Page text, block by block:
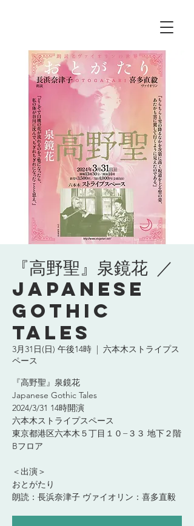
『高野聖』泉鏡花 ／
Japanese
Gothic
Tales
3月31日(日) 午後14時
  |
六本木ストライプス
ペース
『高野聖』泉鏡花
Japanese Gothic Tales
2024/3/31 14時開演
六本木ストライプスペース
東京都港区六本木５丁目１０−３３ 地下２階
Bフロア
＜出演＞
おとがたり